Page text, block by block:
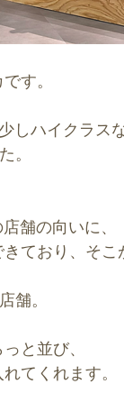
す。
しハイクラ
。
舗の向いに、
ており、そ
舗。
と並び、
てくれます。